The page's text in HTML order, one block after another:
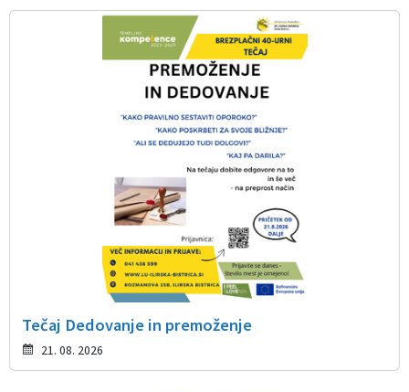
Tečaj Dedovanje in premoženje
21. 08. 2026